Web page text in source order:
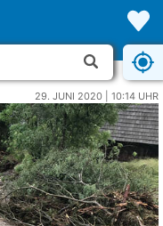
29. JUNI 2020 | 10:14 UHR